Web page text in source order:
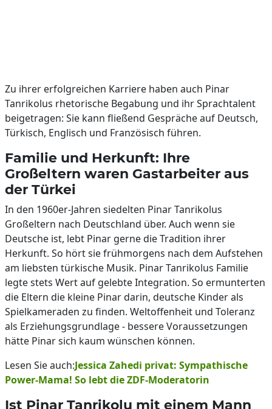
Zu ihrer erfolgreichen Karriere haben auch Pinar
Tanrikolus rhetorische Begabung und ihr Sprachtalent
beigetragen: Sie kann fließend Gespräche auf Deutsch,
Türkisch, Englisch und Französisch führen.
Familie und Herkunft: Ihre
Großeltern waren Gastarbeiter aus
der Türkei
In den 1960er-Jahren siedelten Pinar Tanrikolus
Großeltern nach Deutschland über. Auch wenn sie
Deutsche ist, lebt Pinar gerne die Tradition ihrer
Herkunft. So hört sie frühmorgens nach dem Aufstehen
am liebsten türkische Musik. Pinar Tanrikolus Familie
legte stets Wert auf gelebte Integration. So ermunterten
die Eltern die kleine Pinar darin, deutsche Kinder als
Spielkameraden zu finden. Weltoffenheit und Toleranz
als Erziehungsgrundlage - bessere Voraussetzungen
hätte Pinar sich kaum wünschen können.
Lesen Sie auch:Jessica Zahedi privat: Sympathische
Power-Mama! So lebt die ZDF-Moderatorin
Ist Pinar Tanrikolu mit einem Mann